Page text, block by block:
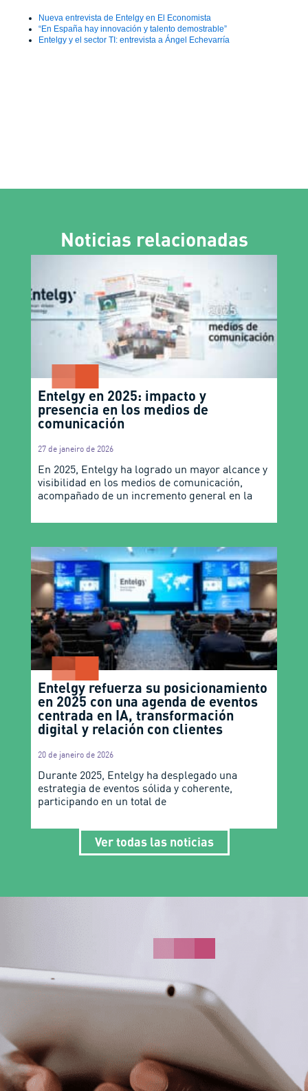
Nueva entrevista de Entelgy en El Economista
“En España hay innovación y talento demostrable”
Entelgy y el sector TI: entrevista a Ángel Echevarría
Noticias relacionadas
Entelgy en 2025: impacto y
presencia en los medios de
comunicación
27 de janeiro de 2026
En 2025, Entelgy ha logrado un mayor alcance y
visibilidad en los medios de comunicación,
acompañado de un incremento general en la
Entelgy refuerza su posicionamiento
en 2025 con una agenda de eventos
centrada en IA, transformación
digital y relación con clientes
20 de janeiro de 2026
Durante 2025, Entelgy ha desplegado una
estrategia de eventos sólida y coherente,
participando en un total de
Ver todas las noticias